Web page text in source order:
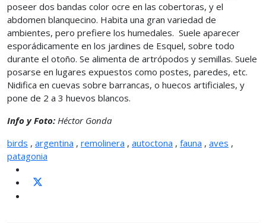
poseer dos bandas color ocre en las cobertoras, y el
abdomen blanquecino. Habita una gran variedad de
ambientes, pero prefiere los humedales. Suele aparecer
esporádicamente en los jardines de Esquel, sobre todo
durante el otoño. Se alimenta de artrópodos y semillas. Suele
posarse en lugares expuestos como postes, paredes, etc.
Nidifica en cuevas sobre barrancas, o huecos artificiales, y
pone de 2 a 3 huevos blancos.
Info y Foto: Héctor Gonda
birds , argentina , remolinera , autoctona , fauna , aves ,
patagonia